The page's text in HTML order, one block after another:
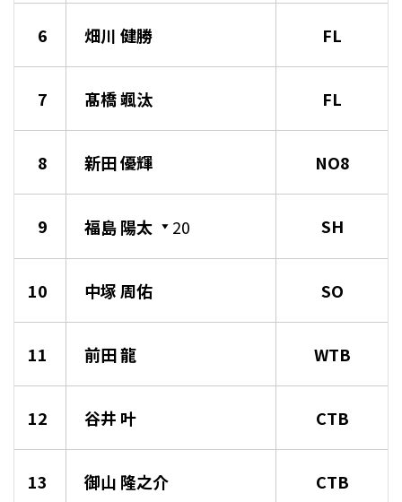
6 畑川 健勝 FL
7 髙橋 颯汰 FL
8 新田 優輝 NO8
9 福島 陽太 20 SH
10 中塚 周佑 SO
11 前田 龍 WTB
12 谷井 叶 CTB
13 御山 隆之介 CTB